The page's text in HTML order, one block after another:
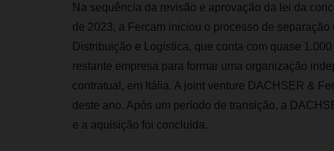
Na sequência da revisão e aprovação da lei da
de 2023, a Fercam iniciou o processo de
Distribuição e Logística, que conta com quase
restante empresa para formar uma organização
contratual, em Itália. A joint venture DACHSER &
deste ano. Após um período de transição, a
e a aquisição foi concluída.